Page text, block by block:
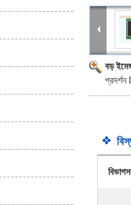
বড়